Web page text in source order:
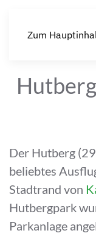
Zum
Der Hutberg
beliebtes
Stadtrand von
Hutbergpark
Parkanlage